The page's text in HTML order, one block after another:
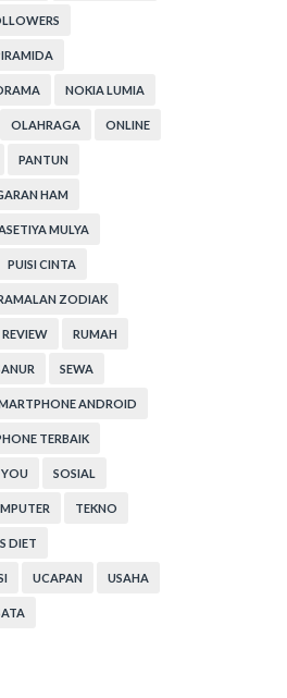
NOKIA LUMIA
OLAHRAGA ONLINE
PANTUN
HAM
MULYA
PUISI CINTA
ZODIAK
REVIEW RUMAH
SEWA
ANDROID
TERBAIK
SOSIAL
TEKNO
DIET
UCAPAN USAHA